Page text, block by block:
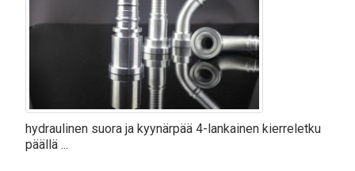
hydraulinen suora ja kyynärpää 4-lankainen kierreletku
päällä ...